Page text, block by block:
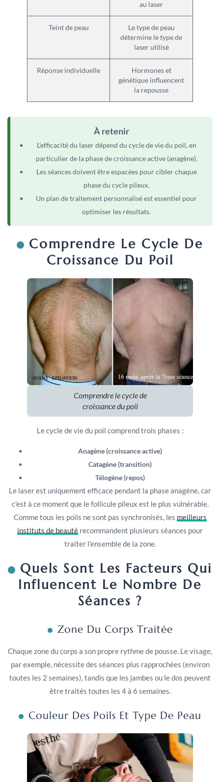
au laser
Teint de peau
Le type de peau
détermine le type de
laser utilisé
Réponse individuelle
Hormones et
génétique influencent
la repousse
À retenir
L’efficacité du laser dépend du cycle de vie du poil, en
particulier de la phase de croissance active (anagène).
Les séances doivent être espacées pour cibler chaque
phase du cycle pileux.
Un plan de traitement personnalisé est essentiel pour
optimiser les résultats.
Comprendre Le Cycle De
Croissance Du Poil
Comprendre le cycle de
croissance du poil
Le cycle de vie du poil comprend trois phases :
Anagène (croissance active)
Catagène (transition)
Télogène (repos)
Le laser est uniquement efficace pendant la phase anagène, car
c’est à ce moment que le follicule pileux est le plus vulnérable.
Comme tous les poils ne sont pas synchronisés, les meilleurs
instituts de beauté recommandent plusieurs séances pour
traiter l’ensemble de la zone.
Quels Sont Les Facteurs Qui
Influencent Le Nombre De
Séances ?
Zone Du Corps Traitée
Chaque zone du corps a son propre rythme de pousse. Le visage,
par exemple, nécessite des séances plus rapprochées (environ
toutes les 2 semaines), tandis que les jambes ou le dos peuvent
être traités toutes les 4 à 6 semaines.
Couleur Des Poils Et Type De Peau